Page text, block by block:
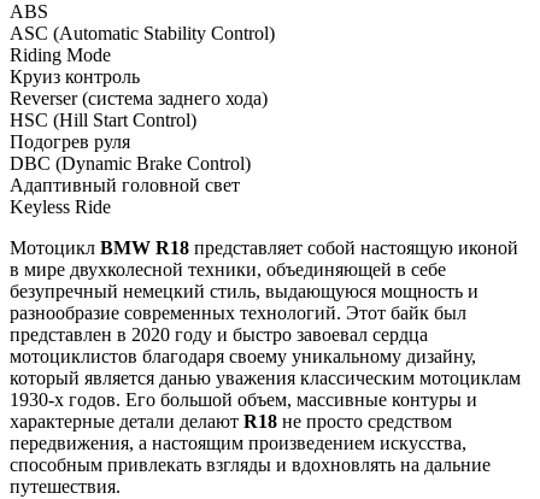
ABS
ASC (Automatic Stability Control)
Riding Mode
Круиз контроль
Reverser (система заднего хода)
HSC (Hill Start Control)
Подогрев руля
DBC (Dynamic Brake Control)
Адаптивный головной свет
Keyless Ride
Мотоцикл BMW R18 представляет собой настоящую иконой
в мире двухколесной техники, объединяющей в себе
безупречный немецкий стиль, выдающуюся мощность и
разнообразие современных технологий. Этот байк был
представлен в 2020 году и быстро завоевал сердца
мотоциклистов благодаря своему уникальному дизайну,
который является данью уважения классическим мотоциклам
1930-х годов. Его большой объем, массивные контуры и
характерные детали делают R18 не просто средством
передвижения, а настоящим произведением искусства,
способным привлекать взгляды и вдохновлять на дальние
путешествия.